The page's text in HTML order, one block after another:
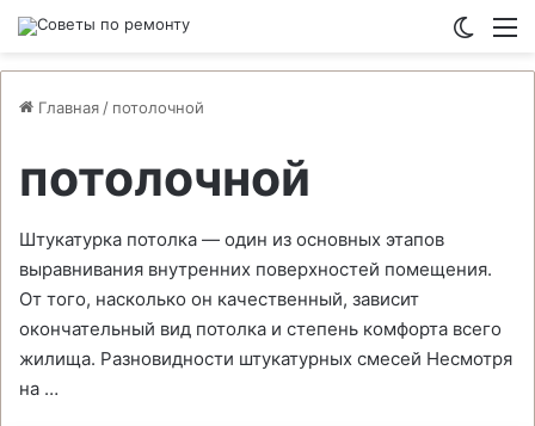
Главная / потолочной
потолочной
Штукатурка потолка — один из основных этапов
выравнивания внутренних поверхностей помещения.
От того, насколько он качественный, зависит
окончательный вид потолка и степень комфорта всего
жилища. Разновидности штукатурных смесей Несмотря
на …